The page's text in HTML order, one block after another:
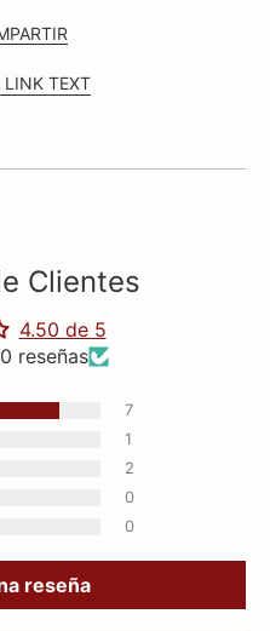
LINK TEXT
Clientes
4.50 de 5
reseñas
7
1
2
0
0
reseña